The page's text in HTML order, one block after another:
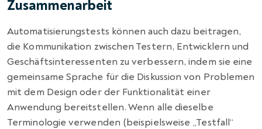
Zusammenarbeit
Automatisierungstests können auch dazu beitragen,
die Kommunikation zwischen Testern, Entwicklern und
Geschäftsinteressenten zu verbessern, indem sie eine
gemeinsame Sprache für die Diskussion von Problemen
mit dem Design oder der Funktionalität einer
Anwendung bereitstellen. Wenn alle dieselbe
Terminologie verwenden (beispielsweise „Testfall“